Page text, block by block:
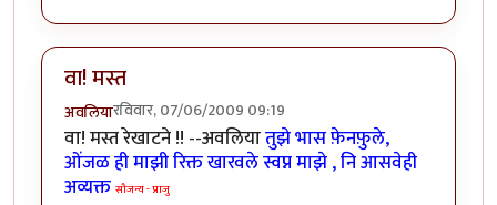
वा! मस्त
अवलियारविवार, 07/06/2009 09:19
वा! मस्त रेखाटने !! --अवलियातुझे भास फ़ेनफ़ुले,
ओंजळ ही माझी रिक्त खारवले स्वप्न माझे , नि आसवेही
अव्यक्त सौजन्य - प्राजु